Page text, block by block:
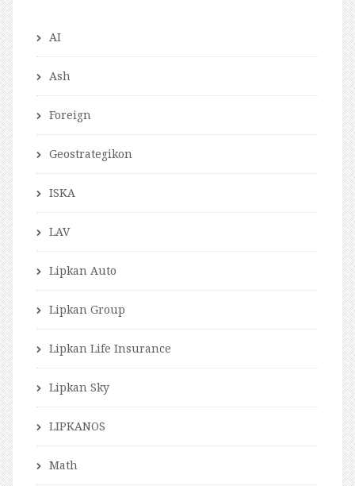
AI
Ash
Foreign
Geostrategikon
ISKA
LAV
Lipkan Auto
Lipkan Group
Lipkan Life Insurance
Lipkan Sky
LIPKANOS
Math